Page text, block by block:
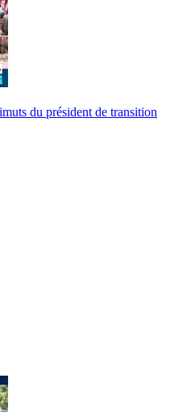
du président de transition